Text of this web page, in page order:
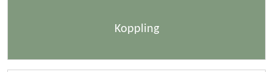
Koppling